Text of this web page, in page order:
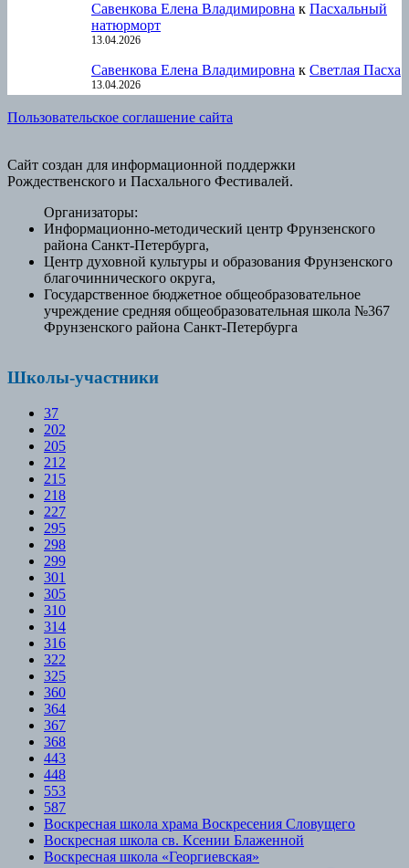
Савенкова Елена Владимировна к Пасхальный
натюрморт
13.04.2026
Савенкова Елена Владимировна к Светлая Пасха
13.04.2026
Пользовательское соглашение сайта
Сайт создан для информационной поддержки
Рождественского и Пасхального Фестивалей.
Организаторы:
Информационно-методический центр Фрунзенского
района Санкт-Петербурга,
Центр духовной культуры и образования Фрунзенского
благочиннического округа,
Государственное бюджетное общеобразовательное
учреждение средняя общеобразовательная школа №367
Фрунзенского района Санкт-Петербурга
Школы-участники
37
202
205
212
215
218
227
295
298
299
301
305
310
314
316
322
325
360
364
367
368
443
448
553
587
Воскресная школа храма Воскресения Словущего
Воскресная школа св. Ксении Блаженной
Воскресная школа «Георгиевская»